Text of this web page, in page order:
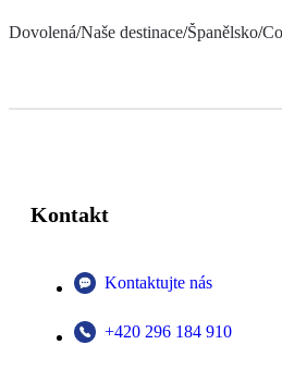
Dovolená/Naše destinace/Španělsko/
Kontakt
Kontaktujte nás
+420 296 184 910